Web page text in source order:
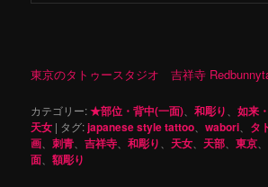
東京のタトゥースタジオ 吉祥寺
カテゴリー:★部位・背中(一面)、和彫り、如来
天女 | タグ:japanese style tattoo、wabori、 タ
画、刺青、吉祥寺、和彫り、 天女、 天部、東京、
面、額彫り